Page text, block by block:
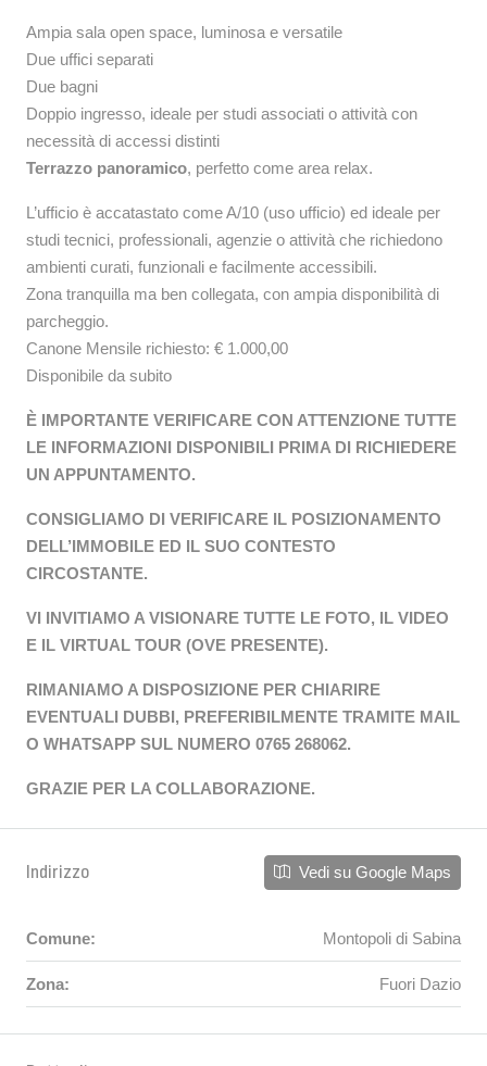
Ampia sala open space, luminosa e versatile
Due uffici separati
Due bagni
Doppio ingresso, ideale per studi associati o attività con
necessità di accessi distinti
Terrazzo panoramico, perfetto come area relax.
L’ufficio è accatastato come A/10 (uso ufficio) ed ideale per
studi tecnici, professionali, agenzie o attività che richiedono
ambienti curati, funzionali e facilmente accessibili.
Zona tranquilla ma ben collegata, con ampia disponibilità di
parcheggio.
Canone Mensile richiesto: € 1.000,00
Disponibile da subito
È IMPORTANTE VERIFICARE CON ATTENZIONE TUTTE
LE INFORMAZIONI DISPONIBILI PRIMA DI RICHIEDERE
UN APPUNTAMENTO.
CONSIGLIAMO DI VERIFICARE IL POSIZIONAMENTO
DELL’IMMOBILE ED IL SUO CONTESTO
CIRCOSTANTE.
VI INVITIAMO A VISIONARE TUTTE LE FOTO, IL VIDEO
E IL VIRTUAL TOUR (OVE PRESENTE).
RIMANIAMO A DISPOSIZIONE PER CHIARIRE
EVENTUALI DUBBI, PREFERIBILMENTE TRAMITE MAIL
O WHATSAPP SUL NUMERO 0765 268062.
GRAZIE PER LA COLLABORAZIONE.
Indirizzo Vedi su Google Maps
Comune: Montopoli di Sabina
Zona: Fuori Dazio